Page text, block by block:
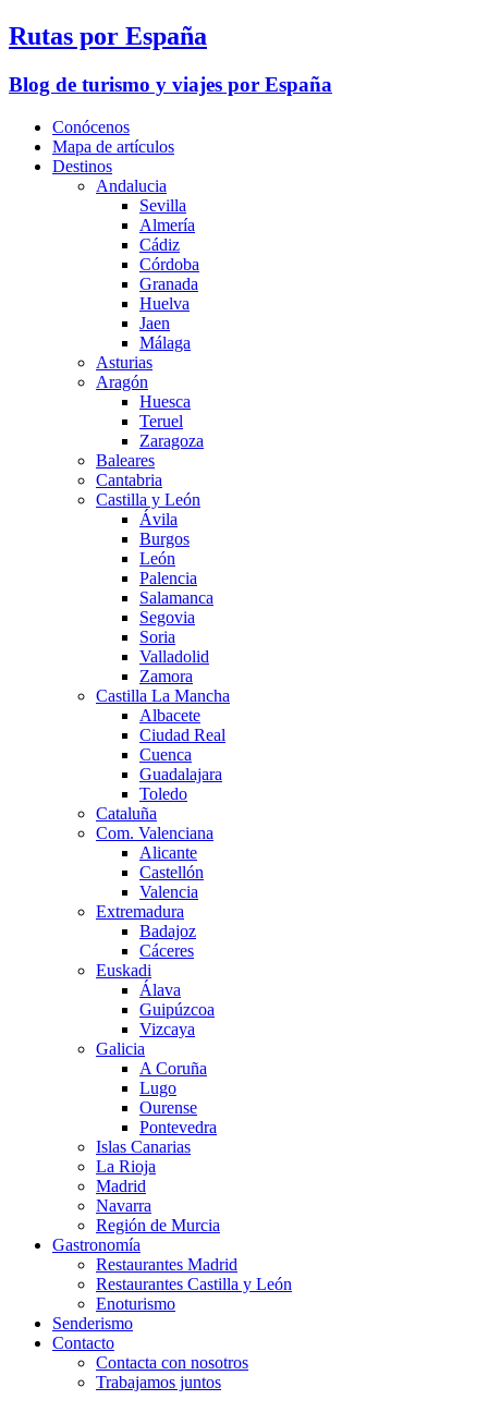
Rutas por España
Blog de turismo y viajes por España
Conócenos
Mapa de artículos
Destinos
Andalucia
Sevilla
Almería
Cádiz
Córdoba
Granada
Huelva
Jaen
Málaga
Asturias
Aragón
Huesca
Teruel
Zaragoza
Baleares
Cantabria
Castilla y León
Ávila
Burgos
León
Palencia
Salamanca
Segovia
Soria
Valladolid
Zamora
Castilla La Mancha
Albacete
Ciudad Real
Cuenca
Guadalajara
Toledo
Cataluña
Com. Valenciana
Alicante
Castellón
Valencia
Extremadura
Badajoz
Cáceres
Euskadi
Álava
Guipúzcoa
Vizcaya
Galicia
A Coruña
Lugo
Ourense
Pontevedra
Islas Canarias
La Rioja
Madrid
Navarra
Región de Murcia
Gastronomía
Restaurantes Madrid
Restaurantes Castilla y León
Enoturismo
Senderismo
Contacto
Contacta con nosotros
Trabajamos juntos